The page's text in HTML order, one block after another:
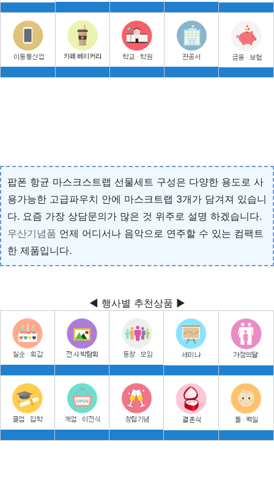
팝폰 항균 마스크스트랩 선물세트 구성은 다양한 용도로 사
용가능한 고급파우치 안에 마스크트랩 3개가 담겨져 있습니
다. 요즘 가장 상담문의가 많은 것 위주로 설명 하겠습니다.
우산기념품 언제 어디서나 음악으로 연주할 수 있는 컴팩트
한 제품입니다.
◀ 행사별 추천상품 ▶